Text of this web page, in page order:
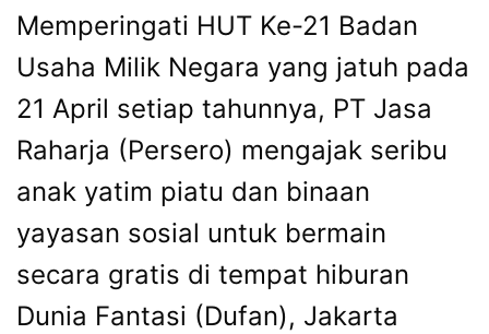
Memperingati HUT Ke-21 Badan
Usaha Milik Negara yang jatuh pada
21 April setiap tahunnya, PT Jasa
Raharja (Persero) mengajak seribu
anak yatim piatu dan binaan
yayasan sosial untuk bermain
secara gratis di tempat hiburan
Dunia Fantasi (Dufan), Jakarta